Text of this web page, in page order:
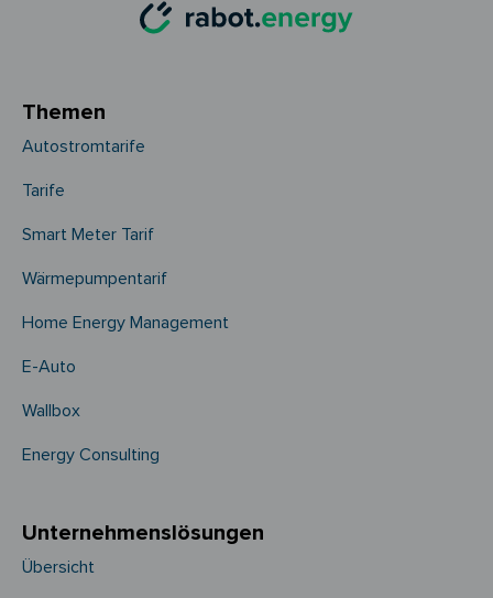
Themen
Autostromtarife
Tarife
Smart Meter Tarif
Wärmepumpentarif
Home Energy Management
E-Auto
Wallbox
Energy Consulting
Unternehmens­­lösungen
Übersicht